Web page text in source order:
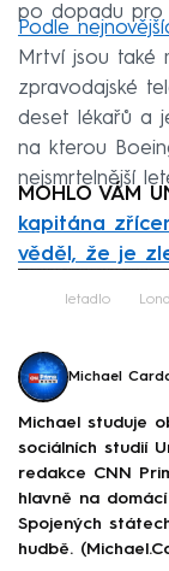
po dopadu pro
Podle
Mrtví jsou také
zpravodajské
deset lékařů a
na kterou
nejsmrtelnější
MOHLO VÁM
kapitána
věděl, že je
letadlo
Michael
Michael studuje
sociálních studií
redakce CNN
hlavně na
Spojených
hudbě.